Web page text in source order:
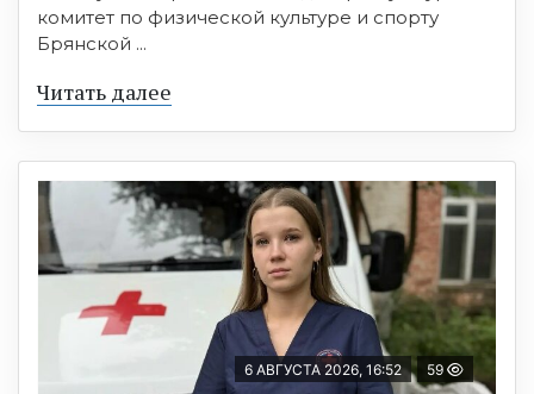
комитет по физической культуре и спорту
Брянской ...
Читать далее
6 АВГУСТА 2026, 16:52 59